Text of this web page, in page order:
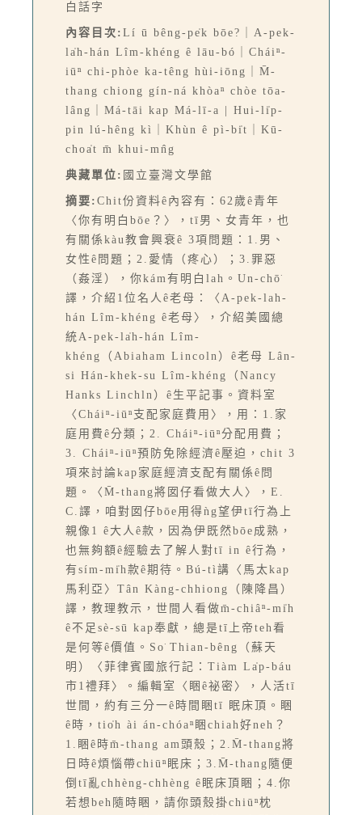
白話字
內容目次: Lí ū bêng-pe̍k bōe?｜A-pek-
la̍h-hán Lîm-khéng ê lāu-bó｜Cháiⁿ-
iūⁿ chi-phòe ka-têng hùi-iōng｜M̄-
thang chiong gín-ná khòaⁿ chòe tōa-
lâng｜Má-tāi kap Má-lī-a | Hui-li̍p-
pin lú-hêng kì｜Khùn ê pì-bi̍t｜Kū-
choa̍t m̄ khui-mn̂g
典藏單位: 國立臺灣文學館
摘要: Chit份資料ê內容有：62歲ê青年
〈你有明白bōe？〉，tī男、女青年，也
有關係kàu教會興衰ê 3項問題：1.男、
女性ê問題；2.愛情（疼心）；3.罪惡
（姦淫），你kám有明白lah。Un-chō͘
譯，介紹1位名人ê老母：〈A-pek-lah-
hán Lîm-khéng ê老母〉，介紹美國總
統A-pek-la̍h-hán Lîm-
khéng（Abiaham Lincoln）ê老母 Lân-
si Hán-khek-su Lîm-khéng（Nancy
Hanks Linchln）ê生平記事。資料室
〈Cháiⁿ-iūⁿ支配家庭費用〉，用：1.家
庭用費ê分類；2. Cháiⁿ-iūⁿ分配用費；
3. Cháiⁿ-iūⁿ預防免除經濟ê壓迫，chit 3
項來討論kap家庭經濟支配有關係ê問
題。〈M̄-thang將囡仔看做大人〉，E.
C.譯，咱對囡仔bōe用得ǹg望伊tī行為上
親像1 ê大人ê款，因為伊既然bōe成熟，
也無夠額ê經驗去了解人對tī in ê行為，
有sím-mi̍h款ê期待。Bú-tì講〈馬太kap
馬利亞〉Tân Kàng-chhiong（陳降昌）
譯，教理教示，世間人看做m̄-chiâⁿ-mi̍h
ê不足sè-sū kap奉獻，總是tī上帝teh看
是何等ê價值。So͘ Thian-bêng（蘇天
明）〈菲律賓國旅行記：Tiàm La̍p-báu
市1禮拜〉。編輯室〈睏ê祕密〉，人活tī
世間，約有三分一ê時間睏tī 眠床頂。睏
ê時，tio̍h ài án-chóaⁿ睏chiah好neh？
1.睏ê時m̄-thang am頭殼；2.M̄-thang將
日時ê煩惱帶chiūⁿ眠床；3.M̄-thang隨便
倒tī亂chhèng-chhèng ê眠床頂睏；4.你
若想beh隨時睏，請你頭殼掛chiūⁿ枕